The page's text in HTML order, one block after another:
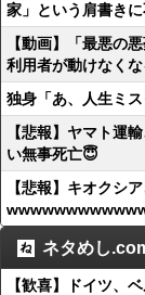
家」という肩書き
【動画】「最悪の
利用者が動けなく
独身「あ、人生ミ
【悲報】ヤマト運
い無事死亡😇
【悲報】キオクシ
ネタめし
【歓喜】ドイツ、